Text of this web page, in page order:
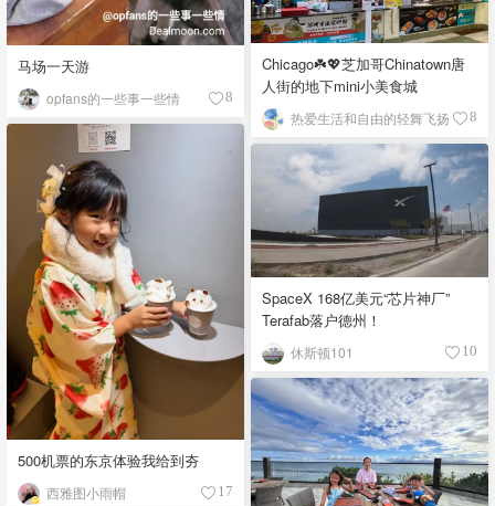
马场一天游
opfans的一些事一些情 8
Chicago☘️💖芝加哥Chinatown唐
人街的地下mini小美食城
热爱生活和自由的轻舞飞扬 8
500机票的东京体验我给到夯
西雅图小雨帽 17
SpaceX 168亿美元“芯片神厂”
Terafab落户德州！
休斯顿101 10